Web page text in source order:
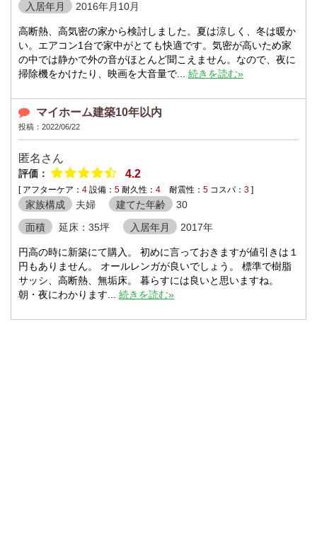
入居年月
2016年月10月
高断熱、高気密の家から検討しました。夏は涼しく、冬は暖か
い。エアコン1台で家中がとても快適です。気密が高いため家
の中では静かで外の音がほとんど聞こえません。なので、夜に
掃除機をかけたり、映画を大音量で... 続きを読む»
マイホーム建築10年以内
投稿：2022/06/22
匿名さん
評価： 4.2
[ アフターケア： 4 設備： 5 耐久性： 4 耐震性： 5 コスパ： 3 ]
家族構成 夫婦 建てた年齢
30
面積
延床：35坪 入居年月 2017年
円高の時に新築にて購入。 初めに言っておきますが値引きは１
円もありません。 オールレンガが良いでしょう。 標準で樹脂
サッシ、高断熱、無垢床。 暮らすには良いと思いますね。
朝・夜にわかります... 続きを読む»